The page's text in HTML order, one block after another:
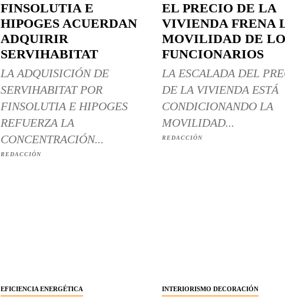
FINSOLUTIA E
HIPOGES ACUERDAN
ADQUIRIR
SERVIHABITAT
LA ADQUISICIÓN DE
SERVIHABITAT POR
FINSOLUTIA E HIPOGES
REFUERZA LA
CONCENTRACIÓN...
REDACCIÓN
EL PRECIO DE LA
VIVIENDA FRENA
MOVILIDAD DE
FUNCIONARIOS
LA ESCALADA DEL
DE LA VIVIENDA ESTÁ
CONDICIONANDO LA
MOVILIDAD...
REDACCIÓN
EFICIENCIA ENERGÉTICA INTERIORISMO DECORACIÓN